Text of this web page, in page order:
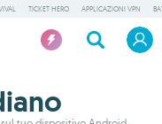
TICKET HERO APPLICAZIONI VPN